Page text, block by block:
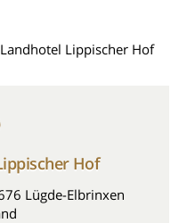
Lippischer Hof
Hof
Lügde-Elbrinxen